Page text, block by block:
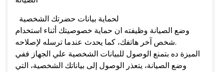
لحماية بيانات حضرتك الشخصية
وضع الصيانة وظيفته ان حماية خصوصيتك أثناء استخدام
شخص آخر هاتفك، كما يحدث عندما ترسله لإصلاحه.
الميزة ده بتمنع الوصول للبيانات الشخصية علي الجهاز ففي
وضع الصيانة، يتعذر الوصول إلى بياناتك الشخصية، التي